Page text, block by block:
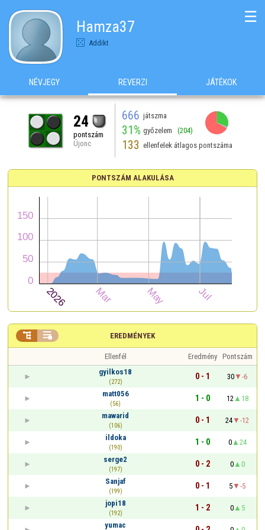
Hamza37
Addikt
☰
NÉVJEGY REVERZI JÁTÉKOK
24
pontszám
Újonc
666 játszma
31% győzelem (204)
133 ellenfelek átlagos pontszáma
PONTSZÁM ALAKULÁSA
EREDMÉNYEK
 
Ellenfél Eredmény Pontszám
gyilkos18
(272)
0 - 1 30
-6
matt056
(56)
1 - 0 12
18
mawarid
(106)
0 - 1 24
-12
ildoka
(190)
1 - 0 0
24
serge2
(197)
0 - 2 0
0
Sanjaf
(199)
0 - 1 5
-5
jopi18
(192)
1 - 2 0
5
yumac